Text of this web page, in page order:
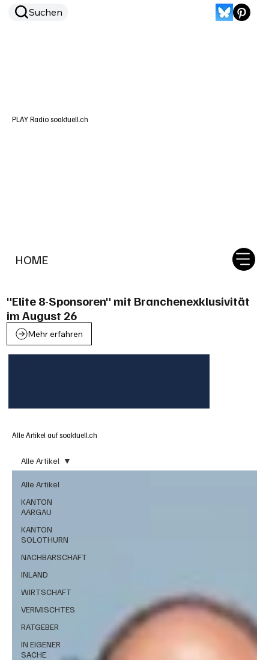
HOME
Suchen
PLAY Radio soaktuell.ch
"Elite 8-Sponsoren" mit Branchenexklusivität
im August 26
Mehr erfahren
Alle Artikel auf soaktuell.ch
Alle Artikel
KANTON
AARGAU
KANTON
SOLOTHURN
NACHBARSCHAFT
INLAND
WIRTSCHAFT
VERMISCHTES
RATGEBER
IN EIGENER
SACHE
Alle Artikel